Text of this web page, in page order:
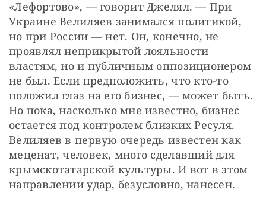
«Лефортово», — говорит Джелял. — При
Украине Велиляев занимался политикой,
но при России — нет. Он, конечно, не
проявлял неприкрытой лояльности
властям, но и публичным оппозиционером
не был. Если предположить, что кто-то
положил глаз на его бизнес, — может быть.
Но пока, насколько мне известно, бизнес
остается под контролем близких Ресуля.
Велиляев в первую очередь известен как
меценат, человек, много сделавший для
крымскотатарской культуры. И вот в этом
направлении удар, безусловно, нанесен.